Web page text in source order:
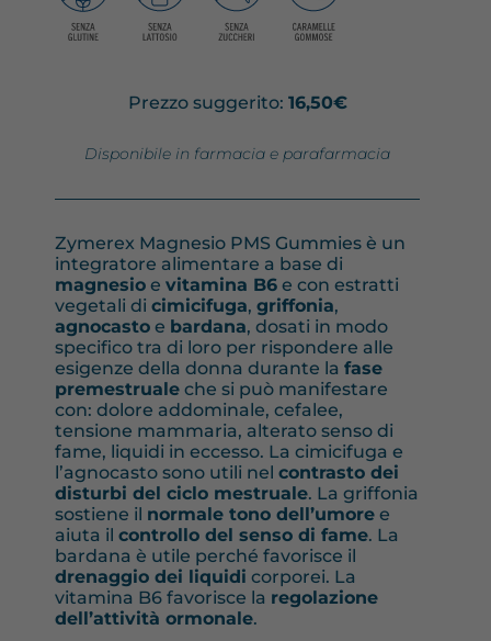
Prezzo suggerito: 16,50€
Disponibile in farmacia e parafarmacia
Zymerex Magnesio PMS Gummies è un
integratore alimentare a base di
magnesio e vitamina B6 e con estratti
vegetali di cimicifuga, griffonia,
agnocasto e bardana, dosati in modo
specifico tra di loro per rispondere alle
esigenze della donna durante la fase
premestruale che si può manifestare
con: dolore addominale, cefalee,
tensione mammaria, alterato senso di
fame, liquidi in eccesso. La cimicifuga e
l’agnocasto sono utili nel contrasto dei
disturbi del ciclo mestruale. La griffonia
sostiene il normale tono dell’umore e
aiuta il controllo del senso di fame. La
bardana è utile perché favorisce il
drenaggio dei liquidi corporei. La
vitamina B6 favorisce la regolazione
dell’attività ormonale.